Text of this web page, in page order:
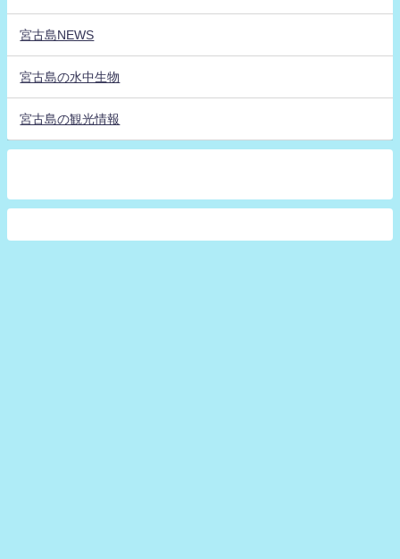
宮古島NEWS
宮古島の水中生物
宮古島の観光情報